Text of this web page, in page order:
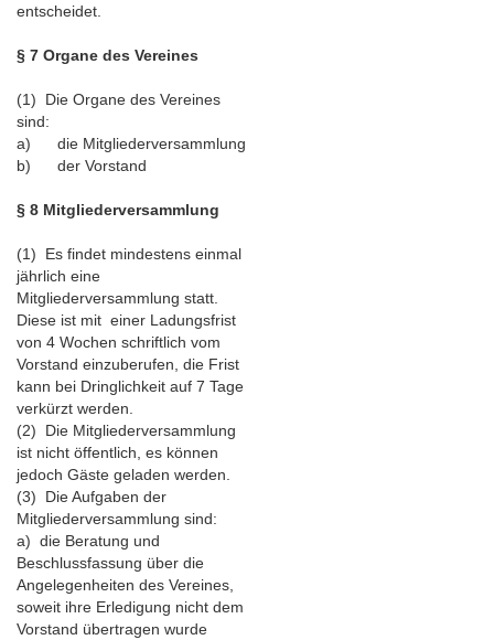
entscheidet.
§ 7 Organe des Vereines
(1) Die Organe des Vereines
sind:
a) die Mitgliederversammlung
b) der Vorstand
§ 8 Mitgliederversammlung
(1) Es findet mindestens einmal
jährlich eine
Mitgliederversammlung statt.
Diese ist mit einer Ladungsfrist
von 4 Wochen schriftlich vom
Vorstand einzuberufen, die Frist
kann bei Dringlichkeit auf 7 Tage
verkürzt werden.
(2) Die Mitgliederversammlung
ist nicht öffentlich, es können
jedoch Gäste geladen werden.
(3) Die Aufgaben der
Mitgliederversammlung sind:
a) die Beratung und
Beschlussfassung über die
Angelegenheiten des Vereines,
soweit ihre Erledigung nicht dem
Vorstand übertragen wurde